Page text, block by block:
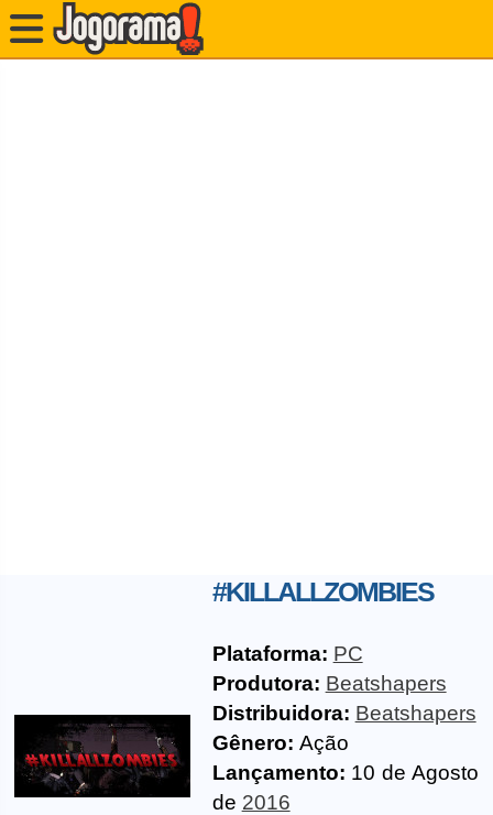
#KILLALLZOMBIES
Plataforma: PC
Produtora: Beatshapers
Distribuidora: Beatshapers
Gênero: Ação
Lançamento: 10 de Agosto
de 2016